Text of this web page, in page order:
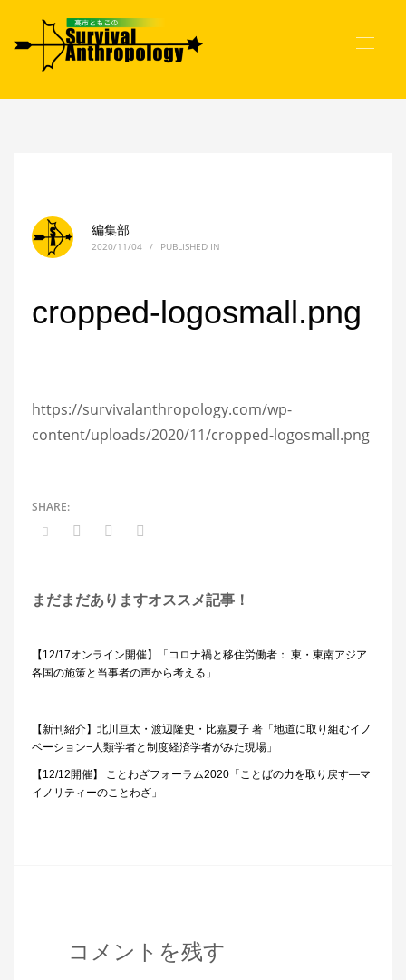
編集部
2020/11/04 / PUBLISHED IN
cropped-logosmall.png
https://survivalanthropology.com/wp-
content/uploads/2020/11/cropped-logosmall.png
まだまだありますオススメ記事！
【12/17オンライン開催】「コロナ禍と移住労働者： 東・東南アジア
各国の施策と当事者の声から考える」
【新刊紹介】北川亘太・渡辺隆史・比嘉夏子 著「地道に取り組むイノ
ベーション−人類学者と制度経済学者がみた現場」
【12/12開催】 ことわざフォーラム2020「ことばの力を取り戻す―マ
イノリティーのことわざ」
コメントを残す